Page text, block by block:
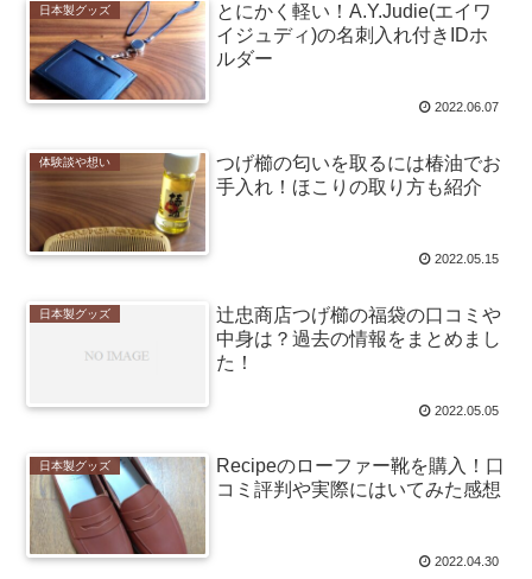
日本製グッズ
とにかく軽い！A.Y.Judie(エイワ
イジュディ)の名刺入れ付きIDホ
ルダー
2022.06.07
体験談や想い
つげ櫛の匂いを取るには椿油でお
手入れ！ほこりの取り方も紹介
2022.05.15
日本製グッズ
辻忠商店つげ櫛の福袋の口コミや
中身は？過去の情報をまとめまし
た！
2022.05.05
日本製グッズ
Recipeのローファー靴を購入！口
コミ評判や実際にはいてみた感想
2022.04.30